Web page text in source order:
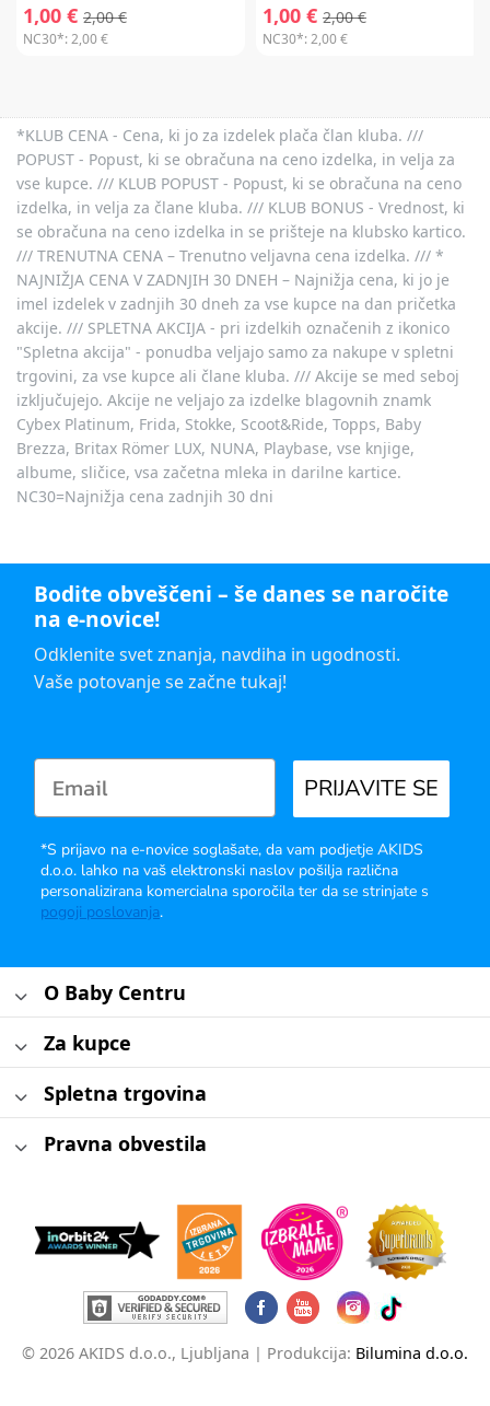
1,00 € 2,00 €
NC30*:2,00 €
1,00 € 2,00 €
NC30*:2,00 €
*KLUB CENA - Cena, ki jo za izdelek plača član kluba. ///
POPUST - Popust, ki se obračuna na ceno izdelka, in velja za
vse kupce. /// KLUB POPUST - Popust, ki se obračuna na ceno
izdelka, in velja za člane kluba. /// KLUB BONUS - Vrednost, ki
se obračuna na ceno izdelka in se prišteje na klubsko kartico.
/// TRENUTNA CENA – Trenutno veljavna cena izdelka. /// *
NAJNIŽJA CENA V ZADNJIH 30 DNEH – Najnižja cena, ki jo je
imel izdelek v zadnjih 30 dneh za vse kupce na dan pričetka
akcije. /// SPLETNA AKCIJA - pri izdelkih označenih z ikonico
"Spletna akcija" - ponudba veljajo samo za nakupe v spletni
trgovini, za vse kupce ali člane kluba. /// Akcije se med seboj
izključujejo. Akcije ne veljajo za izdelke blagovnih znamk
Cybex Platinum, Frida, Stokke, Scoot&Ride, Topps, Baby
Brezza, Britax Römer LUX, NUNA, Playbase, vse knjige,
albume, sličice, vsa začetna mleka in darilne kartice.
NC30=Najnižja cena zadnjih 30 dni
Bodite obveščeni – še danes se naročite
na e-novice!
Odklenite svet znanja, navdiha in ugodnosti.
Vaše potovanje se začne tukaj!
PRIJAVITE SE
*S prijavo na e-novice soglašate, da vam podjetje AKIDS
d.o.o. lahko na vaš elektronski naslov pošilja različna
personalizirana komercialna sporočila ter da se strinjate s
pogoji poslovanja.
O Baby Centru
Za kupce
Spletna trgovina
Pravna obvestila
© 2026 AKIDS d.o.o., Ljubljana | Produkcija: Bilumina d.o.o.